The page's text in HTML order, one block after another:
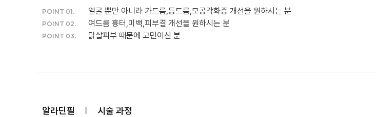
POINT 01. 얼굴 뿐만 아니라 가드름,등드름,모공각화증 개선을 원하시는 분
POINT 02. 여드름 흉터,미백,피부결 개선을 원하시는 분
POINT 03. 닭살피부 때문에 고민이신 분
알라딘필 시술 과정